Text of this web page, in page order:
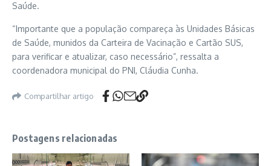
Saúde.
“Importante que a população compareça às Unidades Básicas
de Saúde, munidos da Carteira de Vacinação e Cartão SUS,
para verificar e atualizar, caso necessário”, ressalta a
coordenadora municipal do PNI, Cláudia Cunha.
Compartilhar artigo
Postagens relacionadas